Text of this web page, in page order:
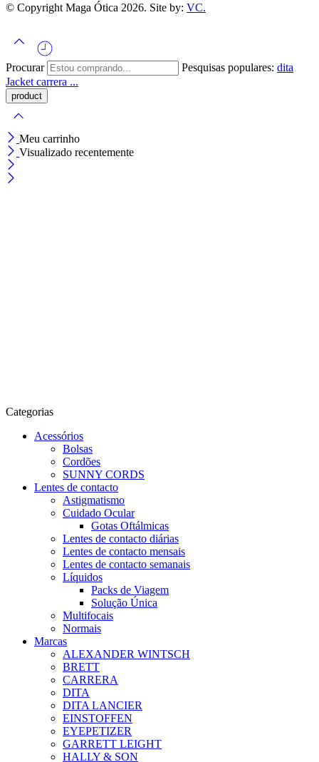
© Copyright Maga Ótica 2026. Site by: VC.
Procurar Pesquisas populares: dita
Jacket carrera ...
Meu carrinho
Visualizado recentemente
Categorias
Acessórios
Bolsas
Cordões
SUNNY CORDS
Lentes de contacto
Astigmatismo
Cuidado Ocular
Gotas Oftálmicas
Lentes de contacto diárias
Lentes de contacto mensais
Lentes de contacto semanais
Líquidos
Packs de Viagem
Solução Única
Multifocais
Normais
Marcas
ALEXANDER WINTSCH
BRETT
CARRERA
DITA
DITA LANCIER
EINSTOFFEN
EYEPETIZER
GARRETT LEIGHT
HALLY & SON